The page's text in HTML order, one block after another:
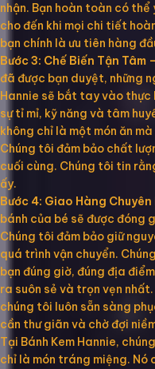
nhận. Bạn hoàn toàn có
cho đến khi mọi chi tiết
bạn chính là ưu tiên hàng
Bước 3: Chế Biến Tận Tâm
đã được bạn duyệt, những
Hannie sẽ bắt tay vào
sự tỉ mỉ, kỹ năng và tâm
không chỉ là một món ăn
Chúng tôi đảm bảo chất
cuối cùng. Chúng tôi tin
ấy.
Bước 4: Giao Hàng
bánh của bé sẽ được đóng
Chúng tôi đảm bảo giữ
quá trình vận chuyển.
bạn đúng giờ, đúng địa
ra suôn sẻ và trọn vẹn
chúng tôi luôn sẵn sàng
cần thư giãn và chờ đợi
Tại Bánh Kem Hannie,
chỉ là món tráng miệng. Nó